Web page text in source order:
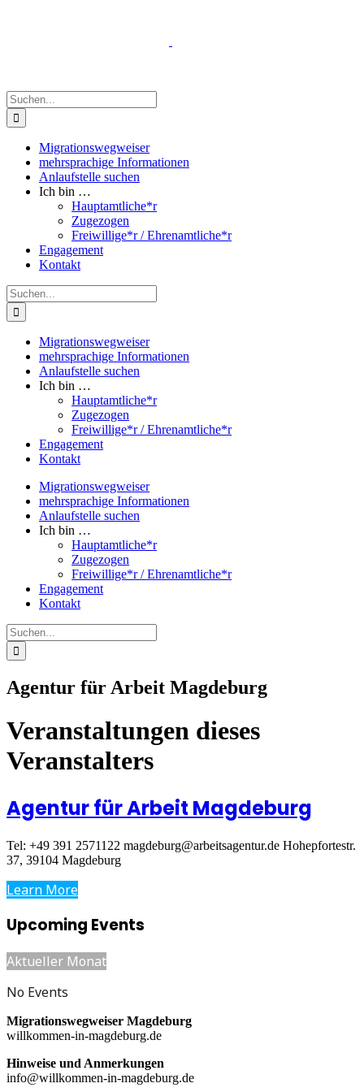
Suche
nach:
Migrationswegweiser
mehrsprachige Informationen
Anlaufstelle suchen
Ich bin …
Hauptamtliche*r
Zugezogen
Freiwillige*r / Ehrenamtliche*r
Engagement
Kontakt
Suche
nach:
Migrationswegweiser
mehrsprachige Informationen
Anlaufstelle suchen
Ich bin …
Hauptamtliche*r
Zugezogen
Freiwillige*r / Ehrenamtliche*r
Engagement
Kontakt
Migrationswegweiser
mehrsprachige Informationen
Anlaufstelle suchen
Ich bin …
Hauptamtliche*r
Zugezogen
Freiwillige*r / Ehrenamtliche*r
Engagement
Kontakt
Suche
nach:
Agentur für Arbeit Magdeburg
Veranstaltungen dieses
Veranstalters
Agentur für Arbeit Magdeburg
Tel: +49 391 2571122 magdeburg@arbeitsagentur.de Hohepfortestr.
37, 39104 Magdeburg
Learn More
Upcoming Events
Aktueller Monat
No Events
Migrationswegweiser Magdeburg
willkommen-in-magdeburg.de
Hinweise und Anmerkungen
info@willkommen-in-magdeburg.de